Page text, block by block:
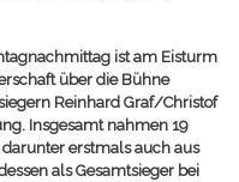
ist am Eisturm
über die Bühne
Reinhard Graf/Christof
Insgesamt nahmen 19
erstmals auch aus
als Gesamtsieger bei